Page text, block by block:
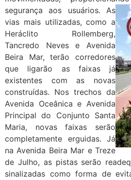
segurança aos usuários. As
vias mais utilizadas, como a
Heráclito Rollemberg,
Tancredo Neves e Avenida
Beira Mar, terão corredores
que ligarão as faixas já
existentes com as novas
construídas. Nos trechos da
Avenida Oceânica e Avenida
Principal do Conjunto Santa
Maria, novas faixas serão
completamente erguidas. Já
na Avenida Beira Mar e Treze
de Julho, as pistas serão
sinalizadas como forma de